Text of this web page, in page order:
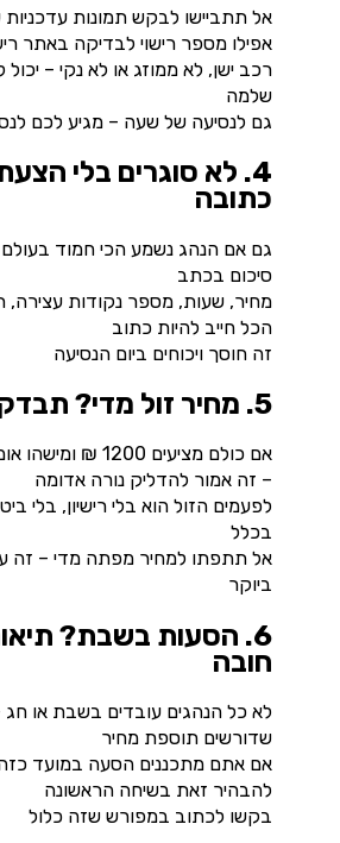
אל תתביישו לבקש תמונות
אפילו מספר רישוי לבדיקה באתר
רכב ישן, לא ממוזג או לא נקי – יכול
שלמה
גם לנסיעה של שעה – מגיע לכם
4. לא סוגרים בלי
כתובה
גם אם הנהג נשמע הכי חמוד
סיכום בכתב
מחיר, שעות, מספר נקודות עצירה,
הכל חייב להיות כתוב
זה חוסך ויכוחים ביום הנסיעה
5. מחיר זול מדי? תבדקו למה
– זה אמור להדליק נורה אדומה
לפעמים הזול הוא בלי רישיון, בלי
בכלל
אל תתפתו למחיר מפתה מדי – זה
ביוקר
6. הסעות בשבת?
חובה
לא כל הנהגים עובדים בשבת או חג
שדורשים תוספת מחיר
אם אתם מתכננים הסעה במועד
להבהיר זאת בשיחה הראשונה
בקשו לכתוב במפורש שזה כלול